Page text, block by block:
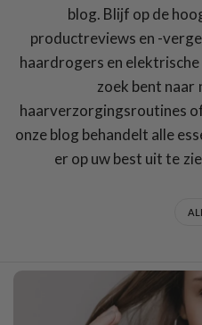
blog. Blijf op de
productreviews en -
haardrogers en
zoek bent naar
haarverzorgingsroutines
onze blog behandelt alle
er op uw best uit te